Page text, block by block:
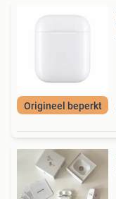
Origineel beperkt